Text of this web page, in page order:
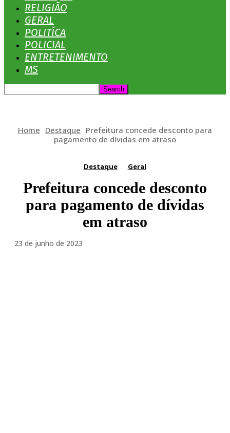
RELIGIÃO
GERAL
POLITÍCA
POLICIAL
ENTRETENIMENTO
MS
Home Destaque Prefeitura concede desconto para
pagamento de dívidas em atraso
Destaque Geral
Prefeitura concede desconto
para pagamento de dívidas
em atraso
23 de junho de 2023